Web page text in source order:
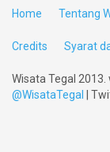
Home Tentang
Credits Syarat
Wisata Tegal
@WisataTegal
|